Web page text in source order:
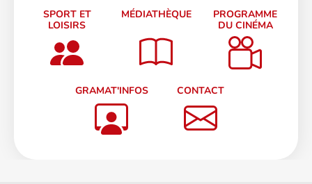
SPORT ET
LOISIRS
MÉDIATHÈQUE
PROGRAMME
DU CINÉMA
GRAMAT'INFOS CONTACT